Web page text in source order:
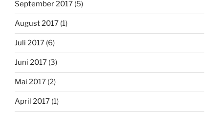
September 2017 (5)
August 2017 (1)
Juli 2017 (6)
Juni 2017 (3)
Mai 2017 (2)
April 2017 (1)